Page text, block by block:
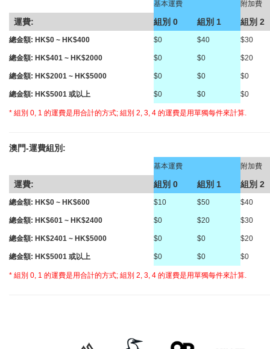
基本運費 附加費
運費: 組別 0 組別 1 組別 2
總金額: HK$0 ~ HK$400 $0 $40 $30
總金額: HK$401 ~ HK$2000 $0 $0 $20
總金額: HK$2001 ~ HK$5000 $0 $0 $0
總金額: HK$5001 或以上 $0 $0 $0
* 組別 0, 1 的運費是用合計的方式; 組別 2, 3, 4 的運費是用單獨每件來計算.
澳門-運費組別:
基本運費 附加費
運費: 組別 0 組別 1 組別 2
總金額: HK$0 ~ HK$600 $10 $50 $40
總金額: HK$601 ~ HK$2400 $0 $20 $30
總金額: HK$2401 ~ HK$5000 $0 $0 $20
總金額: HK$5001 或以上 $0 $0 $0
* 組別 0, 1 的運費是用合計的方式; 組別 2, 3, 4 的運費是用單獨每件來計算.